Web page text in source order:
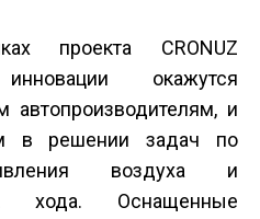
проекта CRONUZ
окажутся
и
в решении задач по
воздуха и
хода. Оснащенные